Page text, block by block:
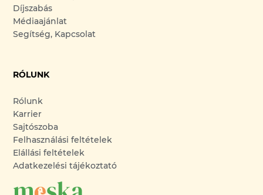
Díjszabás
Médiaajánlat
Segítség, Kapcsolat
RÓLUNK
Rólunk
Karrier
Sajtószoba
Felhasználási feltételek
Elállási feltételek
Adatkezelési tájékoztató